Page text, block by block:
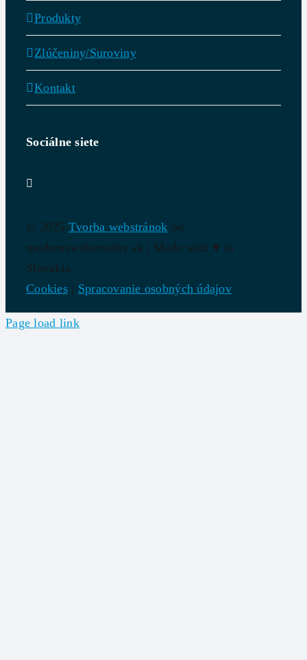
Produkty
Zlúčeniny/Suroviny
Kontakt
Sociálne siete
© 2025 Tvorba webstránok od
modernewebstranky.sk | Made with ♥ in
Slovakia
Cookies | Spracovanie osobných údajov
Page load link